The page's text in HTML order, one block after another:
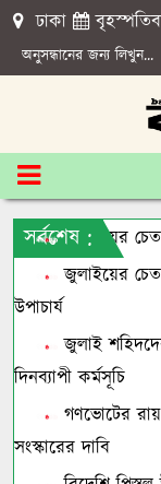
ঢাকা
সর্বশেষ :
জুলাইয়ের
জুলাইয়ের
উপাচার্য
জুলাই
দিনব্যাপী কর্মসূচি
গণভোটের রায়
সংস্কারের দাবি